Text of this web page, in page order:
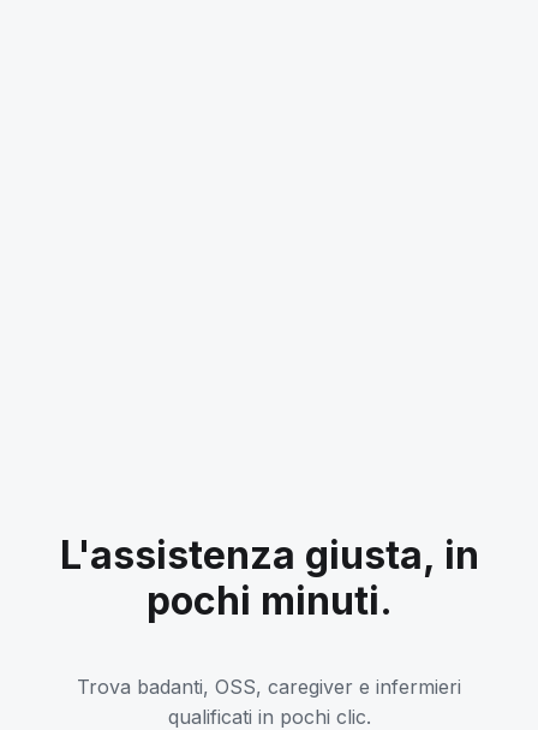
L'assistenza giusta, in
pochi minuti.
Trova badanti, OSS, caregiver e infermieri
qualificati in pochi clic.